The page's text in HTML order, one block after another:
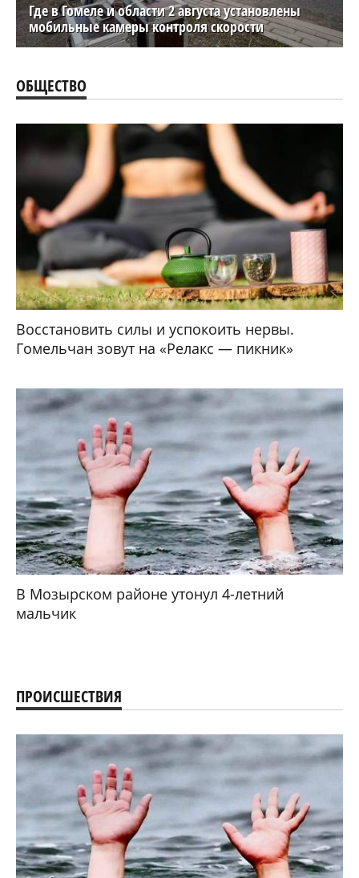
Где в Гомеле и области 2 августа установлены
мобильные камеры контроля скорости
ОБЩЕСТВО
Восстановить силы и успокоить нервы.
Гомельчан зовут на «Релакс — пикник»
В Мозырском районе утонул 4-летний
мальчик
ПРОИСШЕСТВИЯ